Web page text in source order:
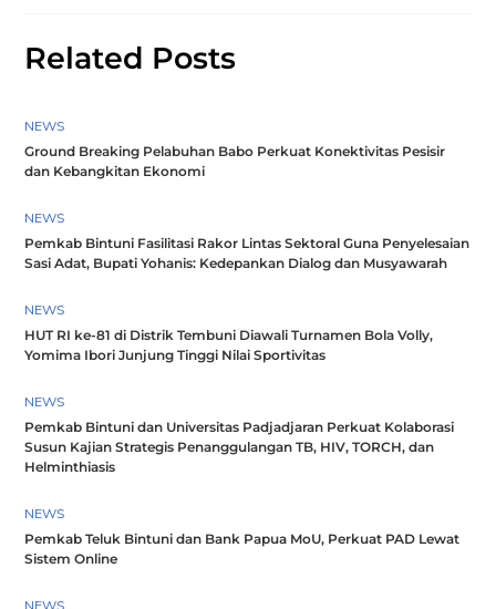
Related Posts
NEWS
Ground Breaking Pelabuhan Babo Perkuat Konektivitas Pesisir
dan Kebangkitan Ekonomi
NEWS
Pemkab Bintuni Fasilitasi Rakor Lintas Sektoral Guna Penyelesaian
Sasi Adat, Bupati Yohanis: Kedepankan Dialog dan Musyawarah
NEWS
HUT RI ke-81 di Distrik Tembuni Diawali Turnamen Bola Volly,
Yomima Ibori Junjung Tinggi Nilai Sportivitas
NEWS
Pemkab Bintuni dan Universitas Padjadjaran Perkuat Kolaborasi
Susun Kajian Strategis Penanggulangan TB, HIV, TORCH, dan
Helminthiasis
NEWS
Pemkab Teluk Bintuni dan Bank Papua MoU, Perkuat PAD Lewat
Sistem Online
NEWS